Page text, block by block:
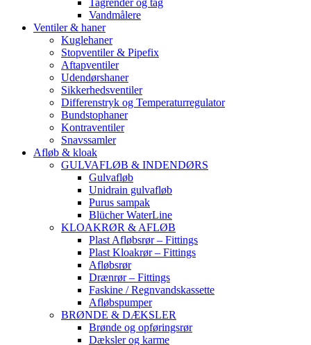
Tagrender og tag
Vandmålere
Ventiler & haner
Kuglehaner
Stopventiler & Pipefix
Aftapventiler
Udendørshaner
Sikkerhedsventiler
Differenstryk og Temperaturregulator
Bundstophaner
Kontraventiler
Snavssamler
Afløb & kloak
GULVAFLØB & INDENDØRS
Gulvafløb
Unidrain gulvafløb
Purus sampak
Blücher WaterLine
KLOAKRØR & AFLØB
Plast Afløbsrør – Fittings
Plast Kloakrør – Fittings
Afløbsrør
Drænrør – Fittings
Faskine / Regnvandskassette
Afløbspumper
BRØNDE & DÆKSLER
Brønde og opføringsrør
Dæksler og karme